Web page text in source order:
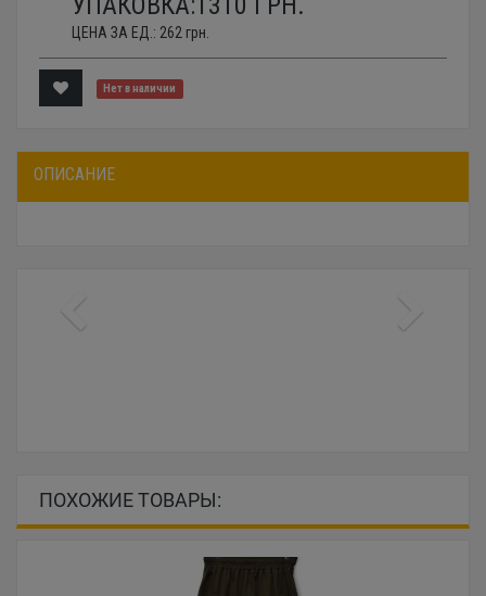
ЦЕНА ЗА ЕД.: 262 грн.
Нет в наличии
ОПИСАНИЕ
ПОХОЖИЕ ТОВАРЫ: